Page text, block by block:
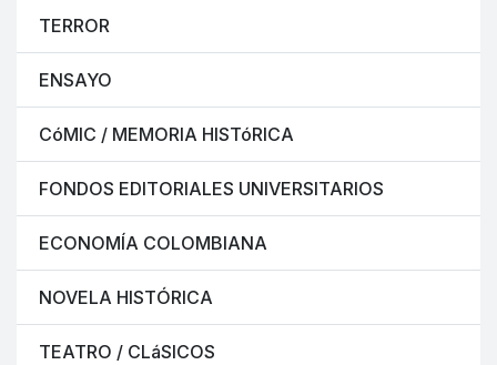
TERROR
ENSAYO
CóMIC / MEMORIA HISTóRICA
FONDOS EDITORIALES UNIVERSITARIOS
ECONOMÍA COLOMBIANA
NOVELA HISTÓRICA
TEATRO / CLáSICOS